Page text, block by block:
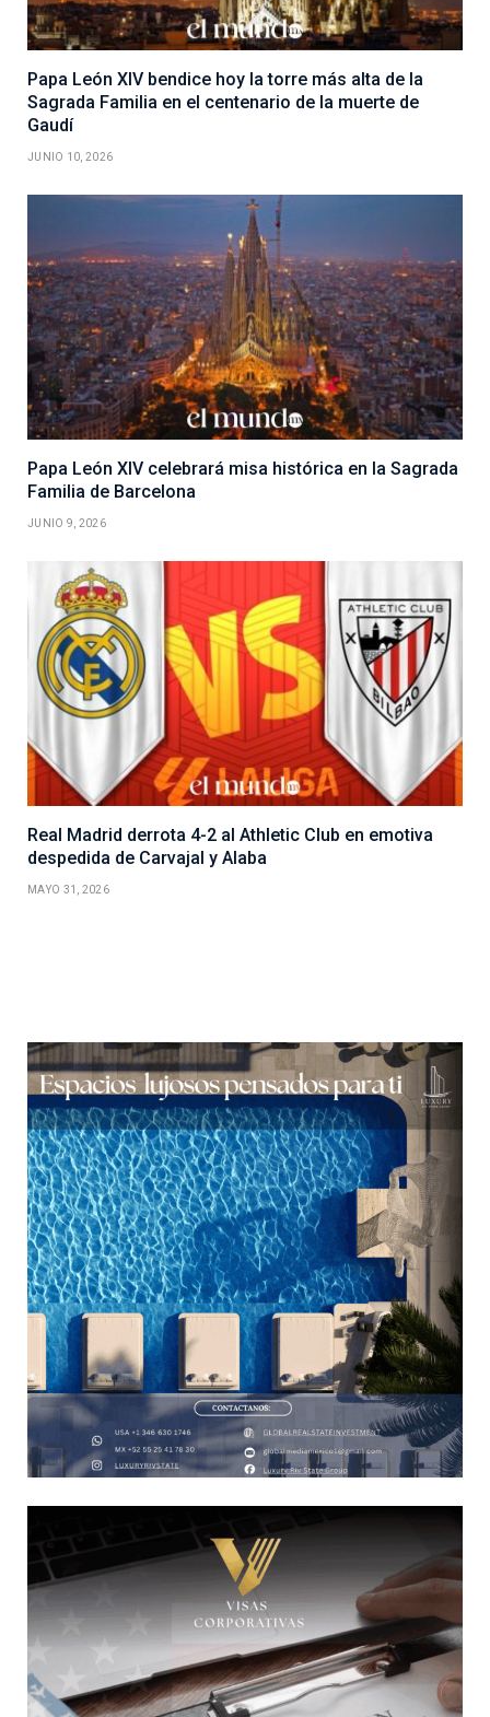
Papa León XIV bendice hoy la torre más alta de la
Sagrada Familia en el centenario de la muerte de
Gaudí
JUNIO 10, 2026
Papa León XIV celebrará misa histórica en la Sagrada
Familia de Barcelona
JUNIO 9, 2026
Real Madrid derrota 4-2 al Athletic Club en emotiva
despedida de Carvajal y Alaba
MAYO 31, 2026